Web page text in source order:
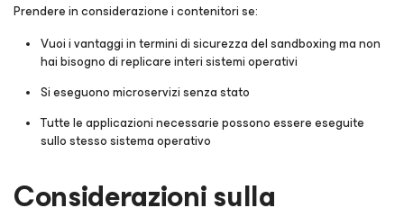
Prendere in considerazione i contenitori se:
Vuoi i vantaggi in termini di sicurezza del sandboxing ma non
hai bisogno di replicare interi sistemi operativi
Si eseguono microservizi senza stato
Tutte le applicazioni necessarie possono essere eseguite
sullo stesso sistema operativo
Considerazioni sulla